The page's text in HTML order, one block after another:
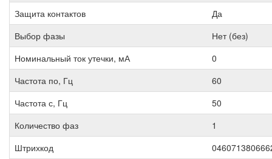
Защита контактов
Да
Выбор фазы
Нет (без)
Номинальный ток утечки, мА
0
Частота по, Гц
60
Частота с, Гц
50
Количество фаз
1
Штрихкод